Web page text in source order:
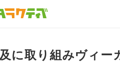
に取り組みヴィー